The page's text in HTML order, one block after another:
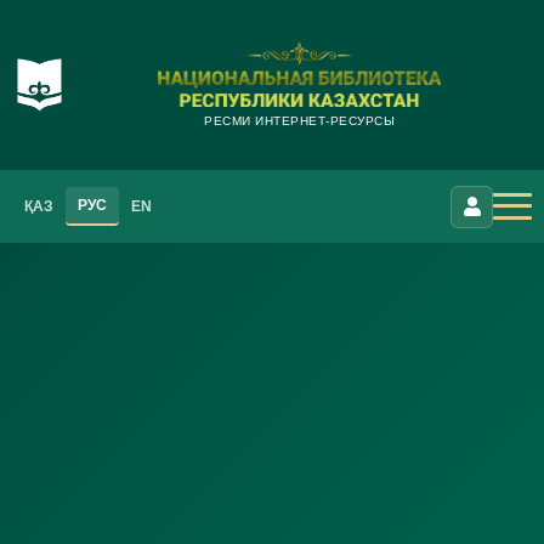
РЕСМИ ИНТЕРНЕТ-РЕСУРСЫ
ҚАЗ РУС EN